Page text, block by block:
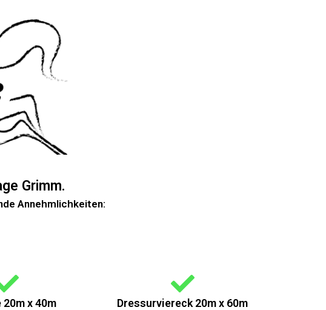
Grimm.
Annehmlichkeiten:
x 40m Dressurviereck 20m x 60m